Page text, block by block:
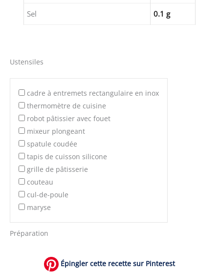
Sel 0.1 g
Ustensiles
cadre à entremets rectangulaire en inox
thermomètre de cuisine
robot pâtissier avec fouet
mixeur plongeant
spatule coudée
tapis de cuisson silicone
grille de pâtisserie
couteau
cul-de-poule
maryse
Préparation
Épingler cette recette sur Pinterest